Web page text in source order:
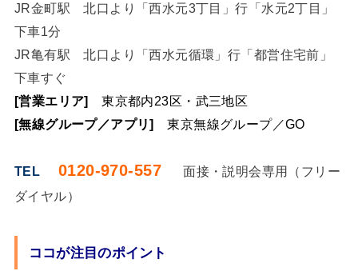
JR金町駅 北口より「西水元3丁目」行「水元2丁目」
下車1分
JR亀有駅 北口より「西水元循環」行「都営住宅前」
下車すぐ
[営業エリア]
東京都内23区・武三地区
[無線グループ／アプリ] 東京無線グループ／GO
TEL 0120-970-557
面接・説明会専用（フリー
ダイヤル）
ココが注目のポイント